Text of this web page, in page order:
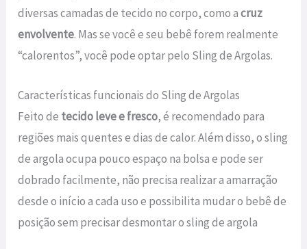
diversas camadas de tecido no corpo, como acruz
envolvente. Mas se você e seu bebê forem realmente
“calorentos”, você pode optar pelo Sling de Argolas.
Características funcionais do Sling de Argolas
Feito de tecido leve e fresco, é recomendado para
regiões mais quentes e dias de calor. Além disso, o sling
de argola ocupa pouco espaço na bolsa e pode ser
dobrado facilmente, não precisa realizar a amarração
desde o início a cada uso e possibilita mudar o bebê de
posição sem precisar desmontar o sling de argola